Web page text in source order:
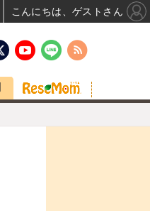
こんにちは、ゲストさん